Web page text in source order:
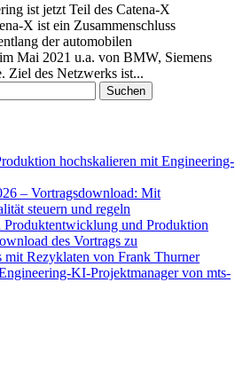
ist jetzt Teil des Catena-X
X ist ein Zusammenschluss
der automobilen
Mai 2021 u.a. von BMW, Siemens
Ziel des Netzwerks ist...
hochskalieren mit Engineering-
– Vortragsdownload: Mit
steuern und regeln
und Produktion
des Vortrags zu
mit Rezyklaten von Frank Thurner
KI-Projektmanager von mts-